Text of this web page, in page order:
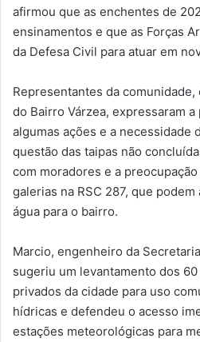
afirmou que as enchentes de
ensinamentos e que as Forças
da Defesa Civil para atuar em
Representantes da
do Bairro Várzea, expressaram
algumas ações e a necessidade
questão das taipas não
com moradores e a
galerias na RSC 287, que
água para o bairro.
Marcio, engenheiro da
sugeriu um levantamento dos
privados da cidade para uso
hídricas e defendeu o acesso
estações meteorológicas para